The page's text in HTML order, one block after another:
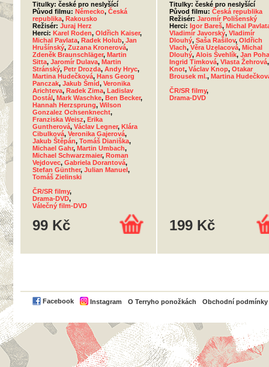
Titulky: české pro neslyšící
Původ filmu: Německo, Česká
republika, Rakousko
Režisér: Juraj Herz
Herci: Karel Roden, Oldřich Kaiser,
Michal Pavlata, Radek Holub, Jan
Hrušínský, Zuzana Kronerová,
Zdeněk Braunschläger, Martin
Sitta, Jaromír Dulava, Martin
Stránský, Petr Drozda, Andy Hryc,
Martina Hudečková, Hans Georg
Panczak, Jakub Šmíd, Veronika
Arichteva, Radek Zima, Ladislav
Dostál, Mark Waschke, Ben Becker,
Hannah Herzsprung, Wilson
Gonzalez Ochsenknecht,
Franziska Weisz, Erika
Guntherová, Václav Legner, Klára
Cibulková, Veronika Gajerová,
Jakub Štěpán, Tomáš Dianiška,
Michael Gahr, Martin Umbach,
Michael Schwarzmaier, Roman
Vejdovec, Gabriela Dorantová,
Stefan Günther, Julian Manuel,
Tomáš Zielinski
ČR/SR filmy,
Drama-DVD,
Válečný film-DVD
99 Kč
Titulky: české pro neslyšící
Původ filmu: Česká republika
Režisér: Jaromír Polišenský
Herci: Igor Bareš, Michal
Vladimír Javorský, Vladimír
Dlouhý, Saša Rašilov, Oldřich
Vlach, Věra Uzelacová, Michal
Dlouhý, Alois Švehlík, Jan
Ingrid Timková, Vlasta Žehrová
Knot, Václav Knop, Otakar
Brousek ml., Martina
ČR/SR filmy,
Drama-DVD
199 Kč
Facebook Instagram O Terryho ponožkách Obchodní podmínky
PayPal